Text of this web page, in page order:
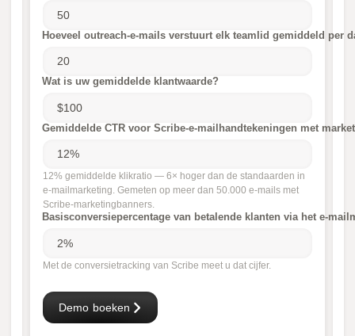
Hoeveel outreach-e-mails verstuurt elk teamlid gemiddeld per
Wat is uw gemiddelde klantwaarde?
Gemiddelde CTR voor Scribe-e-mailhandtekeningen met
12% gemiddelde klikratio — 6× hoger dan de standaarden in
e-mailmarketing. Gemeten op meer dan 50.000 e-mails met
Scribe-marketingbanners.
Basisconversiepercentage van betalende klanten via het e-
Met de conversietracking van Scribe meet u dat cijfer.
Demo boeken